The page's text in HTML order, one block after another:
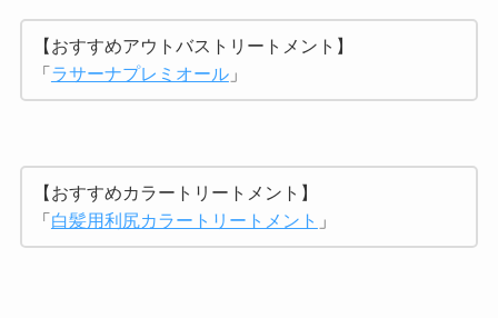
【おすすめアウトバストリートメント】
「 ラサーナプレミオール」
【おすすめカラートリートメント】
「白髪用利尻カラートリートメント 」